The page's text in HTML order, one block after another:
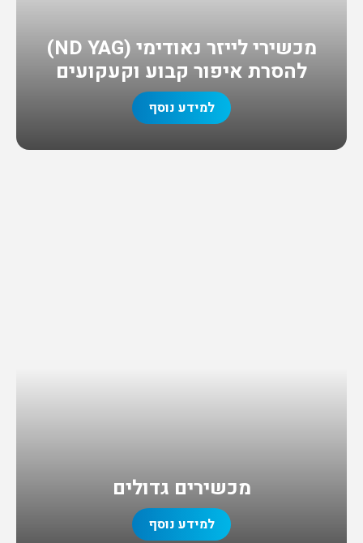
מכשירי לייזר נאודימי (ND YAG)
להסרת איפור קבוע וקעקועים
למידע נוסף
מכשירים גדולים
למידע נוסף